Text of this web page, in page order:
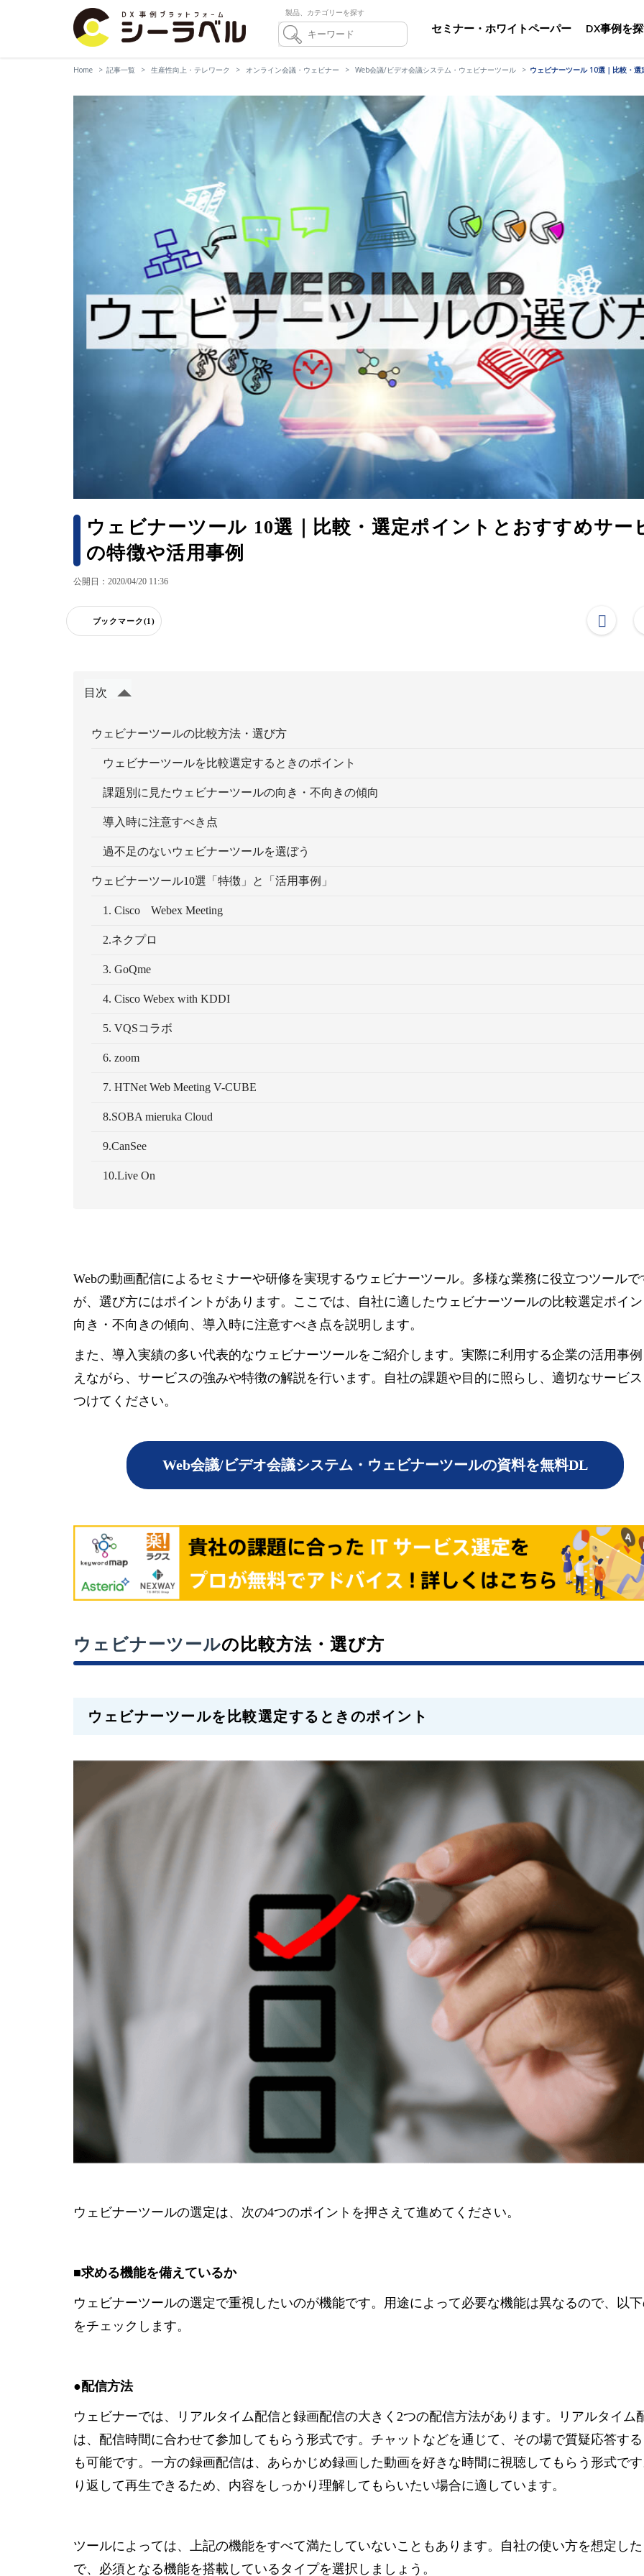
製品、カテゴリーを探す
セミナー・ホワイトペーパー DX事例を
Home 記事一覧 生産性向上・テレワーク オンライン会議・ウェビナー Web会議/ビデオ会議システム・ウェビナーツール ウェビナーツール 10選｜比較・
ウェビナーツール 10選｜比較・選定ポイントとおすすめサー
の特徴や活用事例
公開日：2020/04/20 11:36
ブックマーク(1)
目次
ウェビナーツールの比較方法・選び方
ウェビナーツールを比較選定するときのポイント
課題別に見たウェビナーツールの向き・不向きの傾向
導入時に注意すべき点
過不足のないウェビナーツールを選ぼう
ウェビナーツール10選「特徴」と「活用事例」
1. Cisco Webex Meeting
2.ネクプロ
3. GoQme
4. Cisco Webex with KDDI
5. VQSコラボ
6. zoom
7. HTNet Web Meeting V-CUBE
8.SOBA mieruka Cloud
9.CanSee
10.Live On
Webの動画配信によるセミナーや研修を実現するウェビナーツール。多様な業務に役立つツールで
が、選び方にはポイントがあります。ここでは、自社に適したウェビナーツールの比較選定ポイ
向き・不向きの傾向、導入時に注意すべき点を説明します。
また、導入実績の多い代表的なウェビナーツールをご紹介します。実際に利用する企業の活用事
えながら、サービスの強みや特徴の解説を行います。自社の課題や目的に照らし、適切なサービ
つけてください。
Web会議/ビデオ会議システム・ウェビナーツールの資料を無料DL
ウェビナーツールの比較方法・選び方
ウェビナーツールを比較選定するときのポイント
ウェビナーツールの選定は、次の4つのポイントを押さえて進めてください。
■求める機能を備えているか
ウェビナーツールの選定で重視したいのが機能です。用途によって必要な機能は異なるので、以
をチェックします。
●配信方法
ウェビナーでは、リアルタイム配信と録画配信の大きく2つの配信方法があります。リアルタイム
は、配信時間に合わせて参加してもらう形式です。チャットなどを通じて、その場で質疑応答す
も可能です。一方の録画配信は、あらかじめ録画した動画を好きな時間に視聴してもらう形式で
り返して再生できるため、内容をしっかり理解してもらいたい場合に適しています。
ツールによっては、上記の機能をすべて満たしていないこともあります。自社の使い方を想定し
で、必須となる機能を搭載しているタイプを選択しましょう。